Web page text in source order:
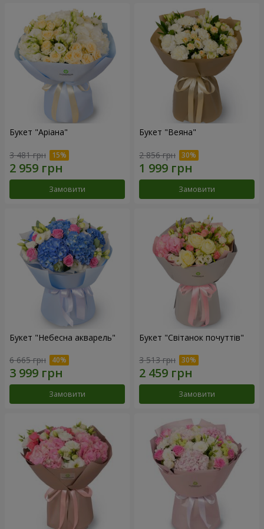
Букет "Аріана"
3 481 грн
Замовити
Букет "Веяна"
2 856 грн
Замовити
Букет "Небесна акварель"
6 665 грн
Замовити
Букет "Світанок почуттів"
3 513 грн
Замовити